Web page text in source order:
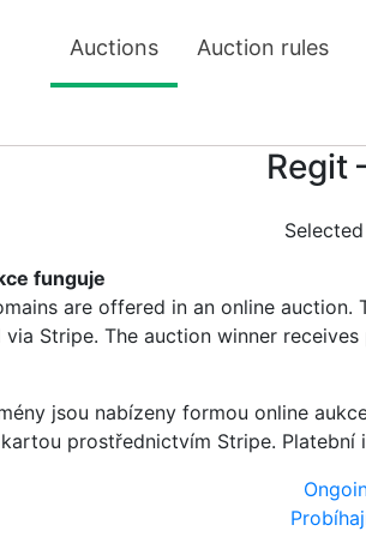
Auctions Auction rules
Regit
funguje
are offered in an online
Stripe. The auction winner
jsou nabízeny formou online
prostřednictvím Stripe.